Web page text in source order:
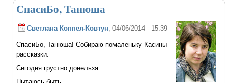
СпасиБо, Танюша
Светлана Коппел-Ковтун , 04/06/2014 - 15:39
СпасиБо, Танюша! Собираю помаленьку Касины
рассказки.
Сегодня грустно донельзя.